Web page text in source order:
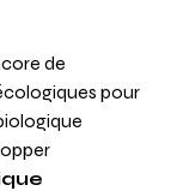
de
pour